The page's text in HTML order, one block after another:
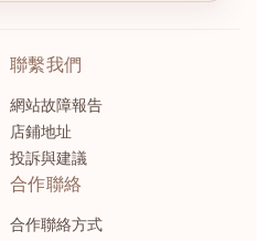
聯繫我們
網站故障報告
店鋪地址
投訴與建議
合作聯絡
合作聯絡方式